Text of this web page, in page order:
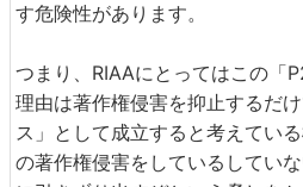
す危険性があります。
つまり、RIAAにとってはこの「
理由は著作権侵害を抑止するだ
ス」として成立すると考えてい
の著作権侵害をしているしてい